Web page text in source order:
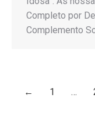
Completo por
Complemento
← 1 …